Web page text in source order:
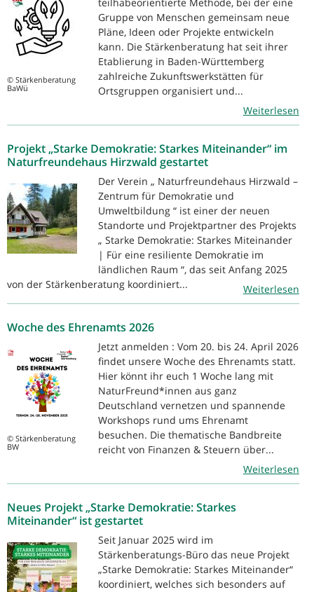
© Stärkenberatung
BaWü
Gruppe von Menschen gemeinsam neue
Pläne, Ideen oder Projekte entwickeln
kann. Die Stärkenberatung hat seit ihrer
Etablierung in Baden-Württemberg
zahlreiche Zukunftswerkstätten für
Ortsgruppen organisiert und...
Weiterlesen
Projekt „Starke Demokratie: Starkes Miteinander“ im
Naturfreundehaus Hirzwald gestartet
Der Verein „ Naturfreundehaus Hirzwald –
Zentrum für Demokratie und
Umweltbildung “ ist einer der neuen
Standorte und Projektpartner des Projekts
„ Starke Demokratie: Starkes Miteinander
| Für eine resiliente Demokratie im
ländlichen Raum “, das seit Anfang 2025
von der Stärkenberatung koordiniert...
Weiterlesen
Woche des Ehrenamts 2026
© Stärkenberatung
BW
Jetzt anmelden : Vom 20. bis 24. April 2026
findet unsere Woche des Ehrenamts statt.
Hier könnt ihr euch 1 Woche lang mit
NaturFreund*innen aus ganz
Deutschland vernetzen und spannende
Workshops rund ums Ehrenamt
besuchen. Die thematische Bandbreite
reicht von Finanzen & Steuern über...
Weiterlesen
Neues Projekt „Starke Demokratie: Starkes
Miteinander“ ist gestartet
Seit Januar 2025 wird im
Stärkenberatungs-Büro das neue Projekt
„Starke Demokratie: Starkes Miteinander“
koordiniert, welches sich besonders auf